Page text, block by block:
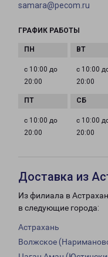
samara@pecom.ru
ГРАФИК РАБОТЫ
с 10:00 до
20:00
с 10:00
20:00
с 10:00 до
20:00
с 10:00
20:00
Доставка из
Из филиала в
в следующие города:
Астрахань
Волжское